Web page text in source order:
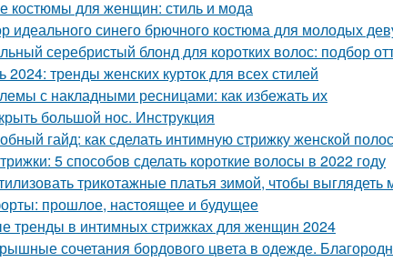
костюмы для женщин: стиль и мода
идеального синего брючного костюма для молодых
серебристый блонд для коротких волос: подбор
2024: тренды женских курток для всех стилей
с накладными ресницами: как избежать их
большой нос. Инструкция
гайд: как сделать интимную стрижку женской
5 способов сделать короткие волосы в 2022 году
трикотажные платья зимой, чтобы выглядеть
прошлое, настоящее и будущее
тренды в интимных стрижках для женщин 2024
сочетания бордового цвета в одежде.